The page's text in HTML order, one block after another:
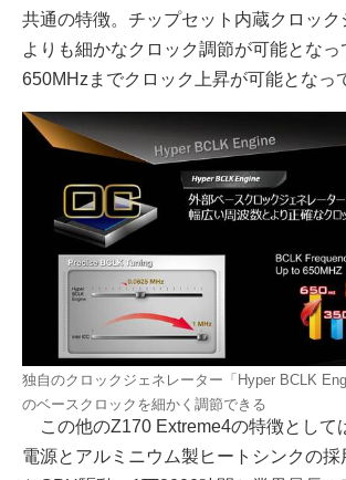
共通の特徴。チップセット内蔵クロック
よりも細かなクロック調節が可能となっ
650MHzまでクロック上昇が可能となっ
独自のクロックジェネレーター「Hyper BCLK
のベースクロックを細かく調節できる
この他のZ170 Extreme4の特徴として
電源とアルミニウム製ヒートシンクの採